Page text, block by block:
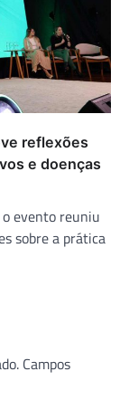
reflexões
e doenças
evento reuniu
sobre a prática
Campos